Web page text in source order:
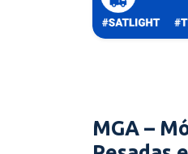
MGA –
Pesadas